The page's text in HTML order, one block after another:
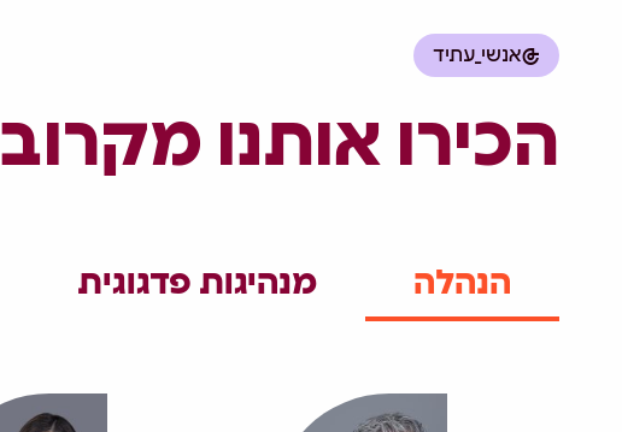
אנשי_עתיד
הכירו אותנו מקרוב
הנהלה מנהיגות פדגוגית